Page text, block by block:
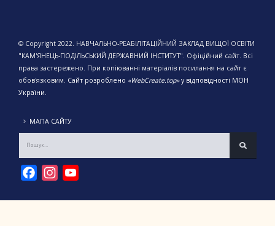
© Copyright 2022. НАВЧАЛЬНО-РЕАБІЛІТАЦІЙНИЙ ЗАКЛАД ВИЩОЇ ОСВІТИ
"КАМ'ЯНЕЦЬ-ПОДІЛЬСЬКИЙ ДЕРЖАВНИЙ ІНСТИТУТ". Офіційний сайт. Всі
права застережено. При копіюванні матеріалів посилання на сайт є
обов'язковим. Сайт розроблено «WebCreate.top»у відповідності МОН
України.
МАПА САЙТУ
FacebookInstagram